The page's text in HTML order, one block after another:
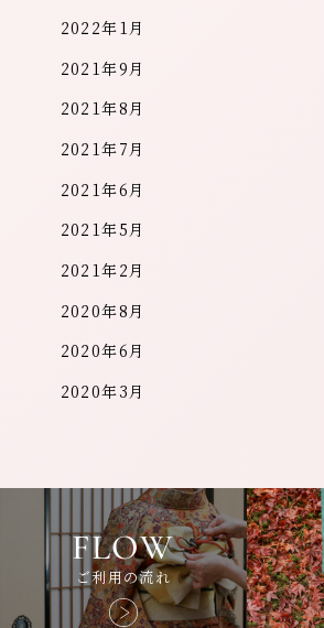
2022年1月
2021年9月
2021年8月
2021年7月
2021年6月
2021年5月
2021年2月
2020年8月
2020年6月
2020年3月
FLOW
ご利用の流れ